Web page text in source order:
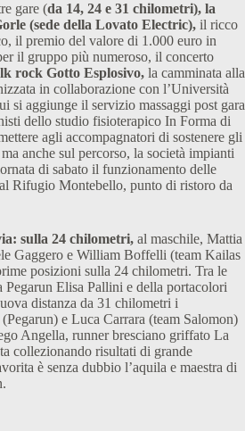
gare (da 14, 24 e 31 chilometri), la
(sede della Lovato Electric), il ricco
il premio del valore di 1.000 euro in
il gruppo più numeroso, il concerto
rock Gotto Esplosivo, la camminata alla
in collaborazione con l’Università
si aggiunge il servizio massaggi post gara
dello studio fisioterapico In Forma di
agli accompagnatori di sostenere gli
anche sul percorso, la società impianti
di sabato il funzionamento delle
Rifugio Montebello, punto di ristoro da
sulla 24 chilometri, al maschile, Mattia
Gaggero e William Boffelli (team Kailas
posizioni sulla 24 chilometri. Tra le
Elisa Pallini e della portacolori
distanza da 31 chilometri i
e Luca Carrara (team Salomon)
Angella, runner bresciano griffato La
collezionando risultati di grande
è senza dubbio l’aquila e maestra di